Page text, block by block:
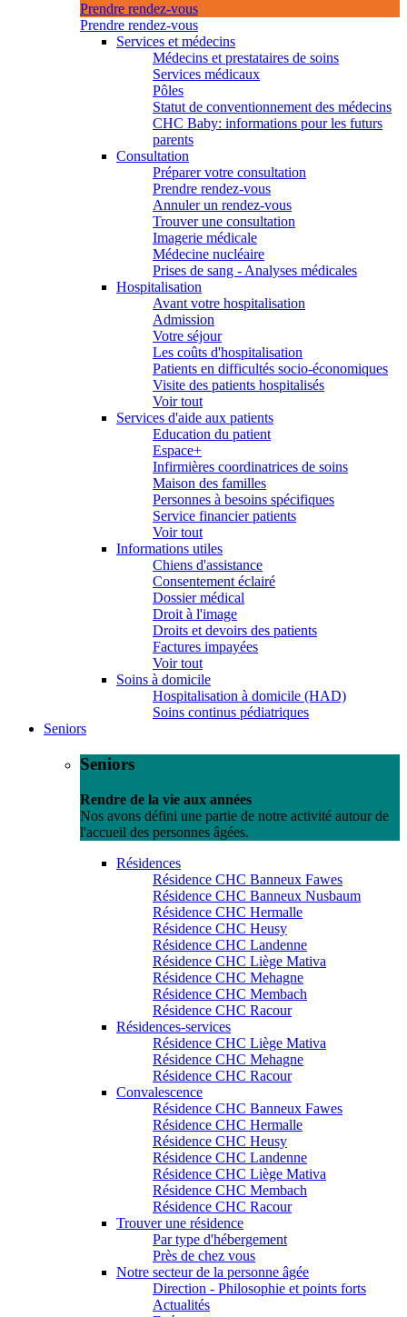
Prendre rendez-vous
Prendre rendez-vous
Services et médecins
Médecins et prestataires de soins
Services médicaux
Pôles
Statut de conventionnement des médecins
CHC Baby: informations pour les futurs
parents
Consultation
Préparer votre consultation
Prendre rendez-vous
Annuler un rendez-vous
Trouver une consultation
Imagerie médicale
Médecine nucléaire
Prises de sang - Analyses médicales
Hospitalisation
Avant votre hospitalisation
Admission
Votre séjour
Les coûts d'hospitalisation
Patients en difficultés socio-économiques
Visite des patients hospitalisés
Voir tout
Services d'aide aux patients
Education du patient
Espace+
Infirmières coordinatrices de soins
Maison des familles
Personnes à besoins spécifiques
Service financier patients
Voir tout
Informations utiles
Chiens d'assistance
Consentement éclairé
Dossier médical
Droit à l'image
Droits et devoirs des patients
Factures impayées
Voir tout
Soins à domicile
Hospitalisation à domicile (HAD)
Soins continus pédiatriques
Seniors
Seniors
Rendre de la vie aux années
Nos avons défini une partie de notre activité autour de
l'accueil des personnes âgées.
Résidences
Résidence CHC Banneux Fawes
Résidence CHC Banneux Nusbaum
Résidence CHC Hermalle
Résidence CHC Heusy
Résidence CHC Landenne
Résidence CHC Liège Mativa
Résidence CHC Mehagne
Résidence CHC Membach
Résidence CHC Racour
Résidences-services
Résidence CHC Liège Mativa
Résidence CHC Mehagne
Résidence CHC Racour
Convalescence
Résidence CHC Banneux Fawes
Résidence CHC Hermalle
Résidence CHC Heusy
Résidence CHC Landenne
Résidence CHC Liège Mativa
Résidence CHC Membach
Résidence CHC Racour
Trouver une résidence
Par type d'hébergement
Près de chez vous
Notre secteur de la personne âgée
Direction - Philosophie et points forts
Actualités